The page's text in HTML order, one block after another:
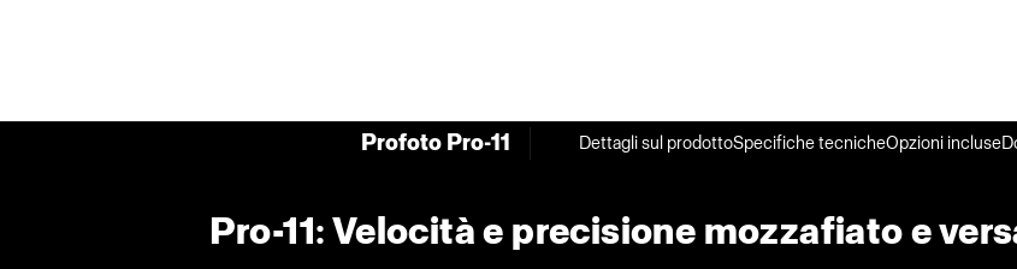
Profoto Pro-11 Dettagli sul prodottoSpecifiche tecnicheOpzioni incluse
Pro-11: Velocità e precisione mozzafiato e